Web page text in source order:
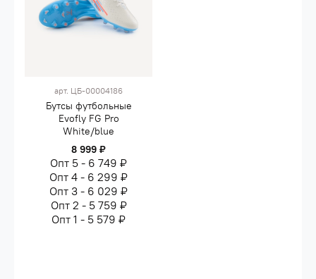
арт. ЦБ-00004186
Бутсы футбольные
Evofly FG Pro
White/blue
8 999 ₽
Опт 5 - 6 749 ₽
Опт 4 - 6 299 ₽
Опт 3 - 6 029 ₽
Опт 2 - 5 759 ₽
Опт 1 - 5 579 ₽